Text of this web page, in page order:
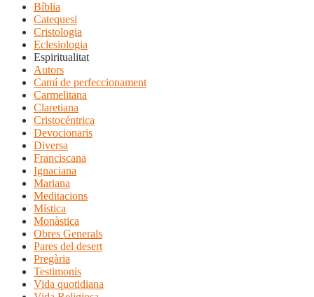
Bíblia
Catequesi
Cristologia
Eclesiologia
Espiritualitat
Autors
Camí de perfeccionament
Carmelitana
Claretiana
Cristocéntrica
Devocionaris
Diversa
Franciscana
Ignaciana
Mariana
Meditacions
Mística
Monàstica
Obres Generals
Pares del desert
Pregària
Testimonis
Vida quotidiana